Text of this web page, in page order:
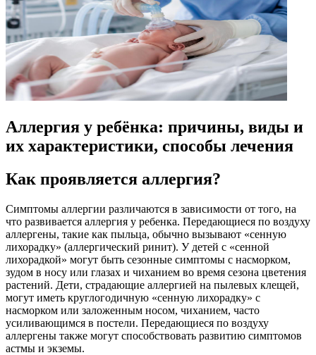
Аллергия у ребёнка: причины, виды и
их характеристики, способы лечения
Как проявляется аллергия?
Симптомы аллергии различаются в зависимости от того, на
что развивается аллергия у ребенка. Передающиеся по воздуху
аллергены, такие как пыльца, обычно вызывают «сенную
лихорадку» (аллергический ринит). У детей с «сенной
лихорадкой» могут быть сезонные симптомы с насморком,
зудом в носу или глазах и чиханием во время сезона цветения
растений. Дети, страдающие аллергией на пылевых клещей,
могут иметь круглогодичную «сенную лихорадку» с
насморком или заложенным носом, чиханием, часто
усиливающимся в постели. Передающиеся по воздуху
аллергены также могут способствовать развитию симптомов
астмы и экземы.